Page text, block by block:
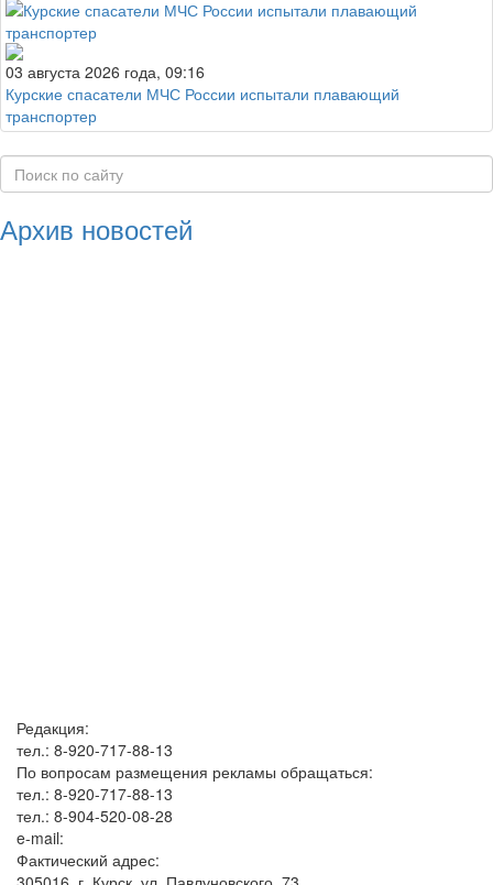
03 августа 2026 года, 09:16
Курские спасатели МЧС России испытали плавающий
транспортер
Архив новостей
Редакция:
тел.: 8-920-717-88-13
По вопросам размещения рекламы обращаться:
тел.: 8-920-717-88-13
тел.: 8-904-520-08-28
e-mail:
Фактический адрес: